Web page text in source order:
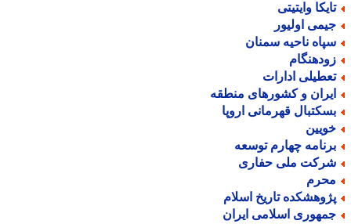
وایتیتی
اولیور
ناحیه سمنان
ادارات
و کشورهای منطقه
قهرمانی اروپا
چهارم توسعه
ملی حفاری
تاریخ اسلام
اسلامی ایران